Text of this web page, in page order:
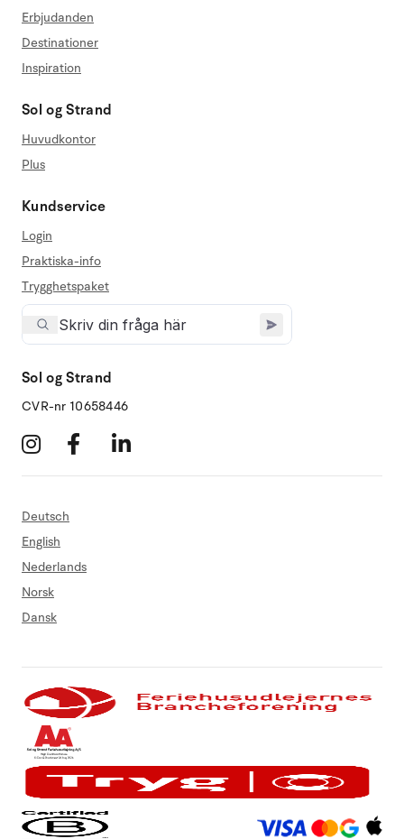
Erbjudanden
Destinationer
Inspiration
Sol og Strand
Huvudkontor
Plus
Kundservice
Login
Praktiska-info
Trygghetspaket
Sol og Strand
CVR-nr 10658446
Deutsch
English
Nederlands
Norsk
Dansk